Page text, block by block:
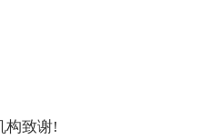
构致谢!